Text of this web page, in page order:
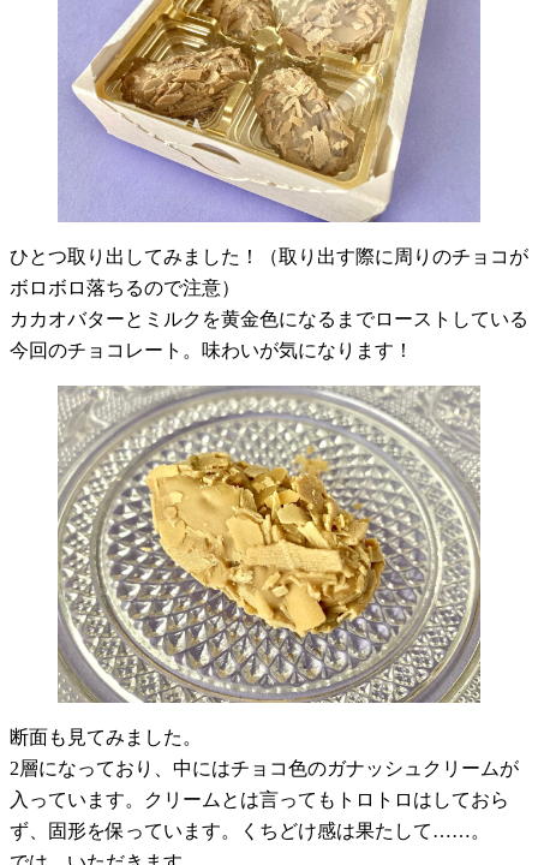
ひとつ取り出してみました！（取り出す際に周りのチョコが
ボロボロ落ちるので注意）
カカオバターとミルクを黄金色になるまでローストしている
今回のチョコレート。味わいが気になります！
断面も見てみました。
2層になっており、中にはチョコ色のガナッシュクリームが
入っています。クリームとは言ってもトロトロはしておら
ず、固形を保っています。くちどけ感は果たして……。